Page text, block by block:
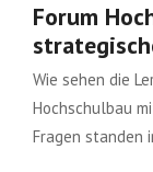
Forum
Wie sehen die
Hochschulbau
Fragen standen